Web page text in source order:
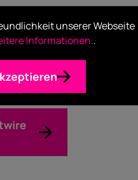
Erfahrungen zum
unserer Webseite
Informationen..